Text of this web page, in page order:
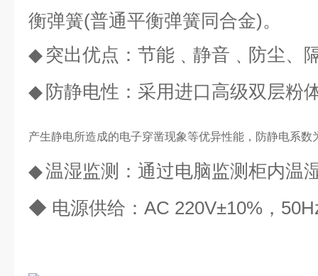
衡弹簧(普通平衡弹簧同合金)。
◆突出优点： 节能 ﹑ 静音 ﹑ 防尘、
◆ 防静电性：采用进口高级双层粉
产生静电所造成的电子穿凿现象等优异性能，防静电系数
◆温湿监测：通过电脑监测柜内温
◆ 电源供给： AC 220V±10% ，